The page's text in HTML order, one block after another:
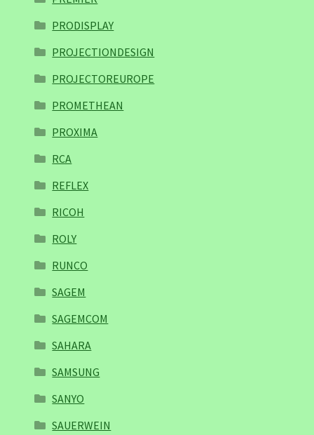
PRODISPLAY
PROJECTIONDESIGN
PROJECTOREUROPE
PROMETHEAN
PROXIMA
RCA
REFLEX
RICOH
ROLY
RUNCO
SAGEM
SAGEMCOM
SAHARA
SAMSUNG
SANYO
SAUERWEIN